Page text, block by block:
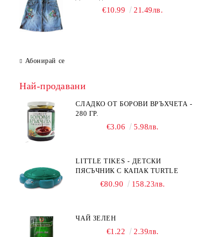
€10.99 21.49лв.
Абонирай се
Най-продавани
СЛАДКО ОТ БОРОВИ ВРЪХЧЕТА -
280 ГР.
€3.06 5.98лв.
LITTLE TIKES - ДЕТСКИ
ПЯСЪЧНИК С КАПАК TURTLE
€80.90 158.23лв.
ЧАЙ ЗЕЛЕН
€1.22 2.39лв.